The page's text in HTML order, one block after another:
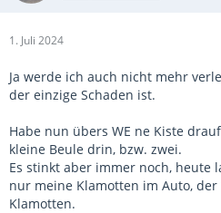
1. Juli 2024
Ja werde ich auch nicht mehr
der einzige Schaden ist.
Habe nun übers WE ne Kiste
kleine Beule drin, bzw. zwei.
Es stinkt aber immer noch, heute
nur meine Klamotten im Auto,
Klamotten.